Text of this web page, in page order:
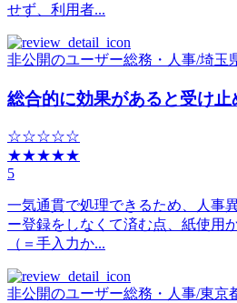
せず、利用者...
非公開のユーザー総務・人事/埼玉
総合的に効果があると受け止
☆☆☆☆☆
★★★★★
5
一気通貫で処理できるため、人事
ー登録をしなくて済む点、紙使用
（＝手入力か...
非公開のユーザー総務・人事/東京